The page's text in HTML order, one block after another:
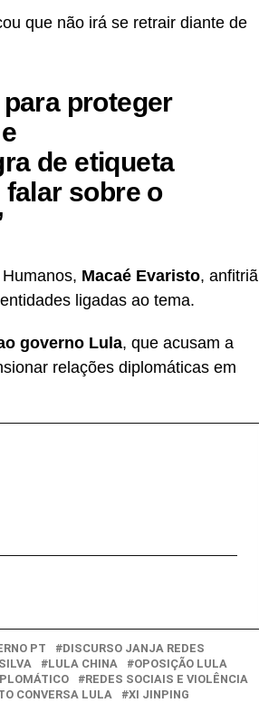
que não irá se retrair diante de
proteger
de etiqueta
sobre o
Macaé Evaristo, anfitriã
ligadas ao tema.
governo Lula, que acusam a
relações diplomáticas em
PT
DISCURSO JANJA REDES
LULA CHINA
OPOSIÇÃO LULA
REDES SOCIAIS E VIOLÊNCIA
CONVERSA LULA XI JINPING